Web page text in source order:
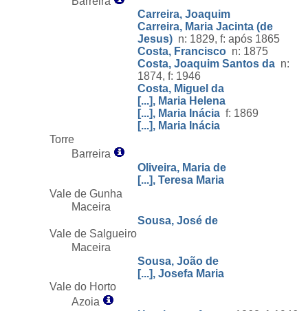
Carreira, Joaquim
Carreira, Maria Jacinta (de
Jesus) n: 1829, f: após 1865
Costa, Francisco n: 1875
Costa, Joaquim Santos da n:
1874, f: 1946
Costa, Miguel da
[...], Maria Helena
[...], Maria Inácia f: 1869
[...], Maria Inácia
Torre
Barreira
Oliveira, Maria de
[...], Teresa Maria
Vale de Gunha
Maceira
Sousa, José de
Vale de Salgueiro
Maceira
Sousa, João de
[...], Josefa Maria
Vale do Horto
Azoia